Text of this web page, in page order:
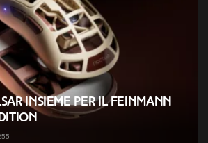
insieme per il Feinmann